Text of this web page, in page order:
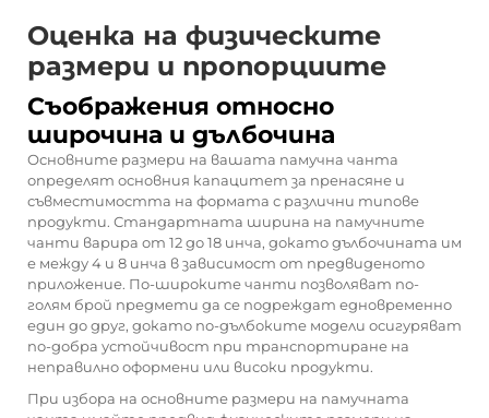
Оценка на физическите
размери и пропорциите
Съображения относно
широчина и дълбочина
Основните размери на вашата памучна чанта
определят основния капацитет за пренасяне и
съвместимостта на формата с различни типове
продукти. Стандартната ширина на памучните
чанти варира от 12 до 18 инча, докато дълбочината им
е между 4 и 8 инча в зависимост от предвиденото
приложение. По-широките чанти позволяват по-
голям брой предмети да се подреждат едновременно
един до друг, докато по-дълбоките модели осигуряват
по-добра устойчивост при транспортиране на
неправилно оформени или високи продукти.
При избора на основните размери на памучната